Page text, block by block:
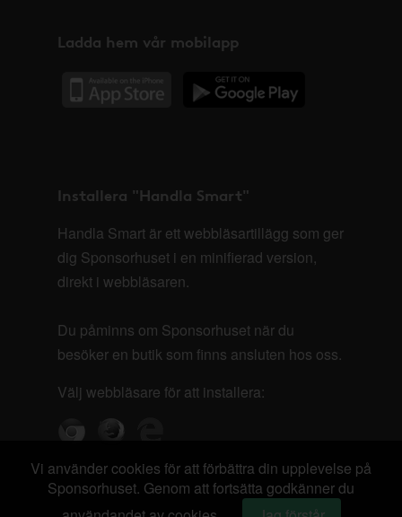
Ladda hem vår mobilapp
Installera "Handla Smart"
Handla Smart är ett webbläsartillägg som ger
dig Sponsorhuset i en minifierad version,
direkt i webbläsaren.
Du påminns om Sponsorhuset när du
besöker en butik som finns ansluten hos oss.
Välj webbläsare för att installera:
Vi använder cookies för att förbättra din upplevelse på
Sponsorhuset. Genom att fortsätta godkänner du